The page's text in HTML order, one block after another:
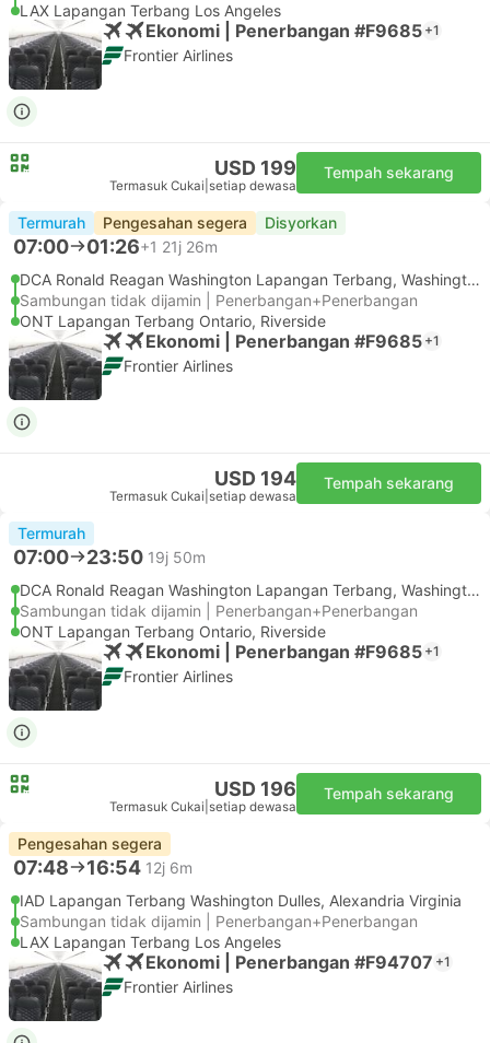
LAX Lapangan Terbang Los Angeles
Ekonomi | Penerbangan #F9685 +1
Frontier Airlines
USD 199
Termasuk Cukai setiap dewasa
Tempah sekarang
Termurah Pengesahan segera Disyorkan
07:00 01:26+1 21j 26m
DCA Ronald Reagan Washington Lapangan Terbang, Washington DC
Sambungan tidak dijamin | Penerbangan+Penerbangan
ONT Lapangan Terbang Ontario, Riverside
Ekonomi | Penerbangan #F9685 +1
Frontier Airlines
USD 194
Termasuk Cukai setiap dewasa
Tempah sekarang
Termurah
07:00 23:50 19j 50m
DCA Ronald Reagan Washington Lapangan Terbang, Washington DC
Sambungan tidak dijamin | Penerbangan+Penerbangan
ONT Lapangan Terbang Ontario, Riverside
Ekonomi | Penerbangan #F9685 +1
Frontier Airlines
USD 196
Termasuk Cukai setiap dewasa
Tempah sekarang
Pengesahan segera
07:48 16:54 12j 6m
IAD Lapangan Terbang Washington Dulles, Alexandria Virginia
Sambungan tidak dijamin | Penerbangan+Penerbangan
LAX Lapangan Terbang Los Angeles
Ekonomi | Penerbangan #F94707 +1
Frontier Airlines